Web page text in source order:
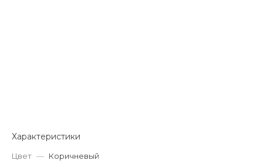
Характеристики
Цвет — Коричневый